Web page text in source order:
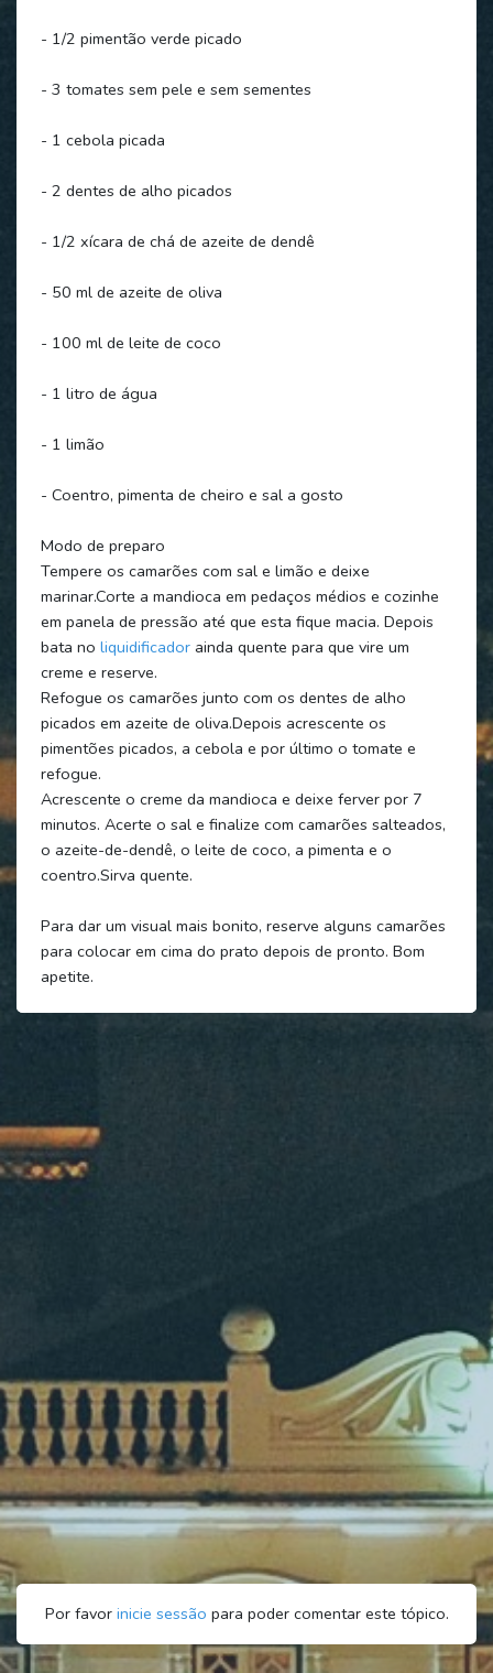
- 1/2 pimentão verde picado
- 3 tomates sem pele e sem sementes
- 1 cebola picada
- 2 dentes de alho picados
- 1/2 xícara de chá de azeite de dendê
- 50 ml de azeite de oliva
- 100 ml de leite de coco
- 1 litro de água
- 1 limão
- Coentro, pimenta de cheiro e sal a gosto
Modo de preparo
Tempere os camarões com sal e limão e deixe
marinar.Corte a mandioca em pedaços médios e cozinhe
em panela de pressão até que esta fique macia. Depois
bata no liquidificadorainda quente para que vire um
creme e reserve.
Refogue os camarões junto com os dentes de alho
picados em azeite de oliva.Depois acrescente os
pimentões picados, a cebola e por último o tomate e
refogue.
Acrescente o creme da mandioca e deixe ferver por 7
minutos. Acerte o sal e finalize com camarões salteados,
o azeite-de-dendê, o leite de coco, a pimenta e o
coentro.Sirva quente.
Para dar um visual mais bonito, reserve alguns camarões
para colocar em cima do prato depois de pronto. Bom
apetite.
Por favor inicie sessão para poder comentar este tópico.